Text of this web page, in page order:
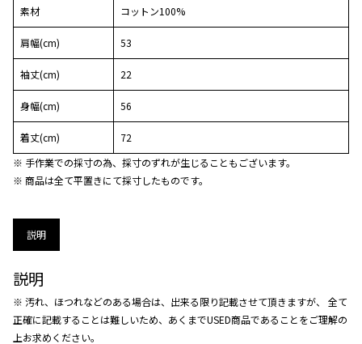
素材 コットン100%
肩幅(cm) 53
袖丈(cm) 22
身幅(cm) 56
着丈(cm)
72
※ 手作業での採寸の為、採寸のずれが生じることもございます。
※ 商品は全て平置きにて採寸したものです。
説明
説明
※ 汚れ、ほつれなどのある場合は、出来る限り記載させて頂きますが、 全て
正確に記載することは難しいため、あくまでUSED商品であることをご理解の
上お求めください。